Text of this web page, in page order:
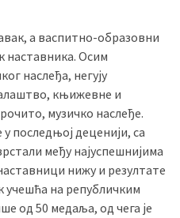
а васпитно-образовни
наставника. Осим
наслеђа, негују
књижевне и
музичко наслеђе.
последњој деценији, са
међу најуспешнијима
нижу и резултате
учешћа на републичким
од 50 медаља, од чега је